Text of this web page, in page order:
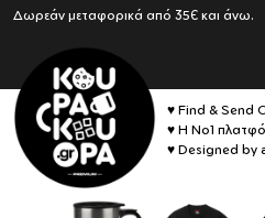
Δωρεάν μεταφορικά από 35€ και άνω.
♥ Find & Send
♥ Η No1
♥ Designed by